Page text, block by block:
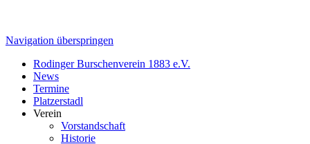
Navigation überspringen
Rodinger Burschenverein 1883 e.V.
News
Termine
Platzerstadl
Verein
Vorstandschaft
Historie